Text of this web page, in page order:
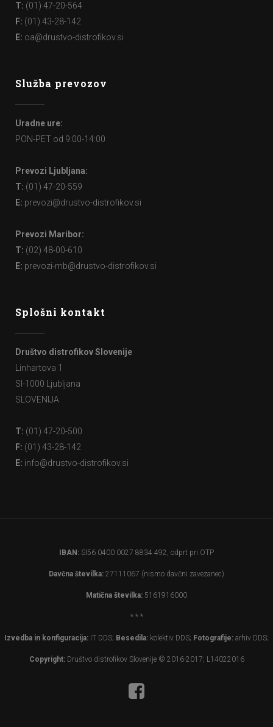
T: (01) 47-20-564
F: (01) 43-28-142
E: oa@drustvo-distrofikov.si
Služba prevozov
Uradne ure:
PON-PET od 9:00-14:00
Prevozi Ljubljana:
T: (01) 47-20-559
E: prevozi@drustvo-distrofikov.si
Prevozi Maribor:
T: (02) 48-00-610
E: prevozi-mb@drustvo-distrofikov.si
Splošni kontakt
Društvo distrofikov Slovenije
Linhartova 1
SI-1000 Ljubljana
SLOVENIJA
T: (01) 47-20-500
F: (01) 43-28-142
E: info@drustvo-distrofikov.si
IBAN: SI56 0400 0027 8834 492, odprt pri OTP
Davčna številka: 27111067 (nismo davčni zavezanec)
Matična številka: 5161916000
* * *
Izvedba in konfiguracija: IT DDS; Besedila: kolektiv DDS; Fotografije: arhiv DDS;
Copyright:Društvo distrofikov Slovenije © 2016-2017; L14022016